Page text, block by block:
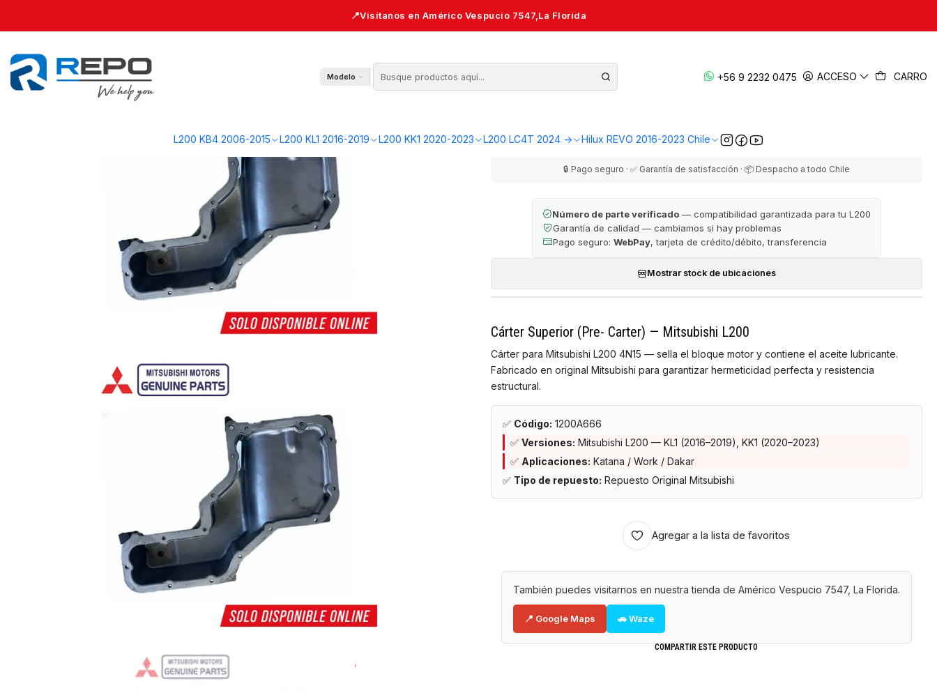
Modelo +56 9 2232 0475 ACCESO CARRO
L200 KB4 2006-2015 L200 KL1 2016-2019 L200 KK1 2020-2023 L200 LC4T 2024 -> Hilux REVO 2016-2023 Chile
Cárter Superior (Pre- Carter) 2016-2023 | Original — L200 KL1/KK1
Cárter Superior (Pre- Carter) 2016-2023 | Original —
Cantidad
🔒 Pago seguro · ✅ Garantía de satisfacción · 📦 Despacho a todo Chile
Número de parte verificado— compatibilidad garantizada para tu L200
Garantía de calidad — cambiamos si hay problemas
Pago seguro: WebPay, tarjeta de crédito/débito, transferencia
Mostrar stock de ubicaciones
Cárter Superior (Pre- Carter) — Mitsubishi L200
Cárter para Mitsubishi L200 4N15 — sella el bloque motor y contiene el aceite lubricante.
Fabricado en original Mitsubishi para garantizar hermeticidad perfecta y resistencia
estructural.
✅ Código: 1200A666
✅ Versiones: Mitsubishi L200 — KL1 (2016–2019), KK1 (2020–2023)
✅ Aplicaciones: Katana / Work / Dakar
✅ Tipo de repuesto: Repuesto Original Mitsubishi
Agregar a la lista de favoritos
También puedes visitarnos en nuestra tienda de Américo Vespucio 7547, La Florida.
📍 Google Maps 🚗 Waze
COMPARTIR ESTE PRODUCTO